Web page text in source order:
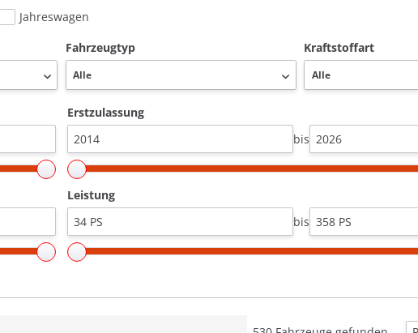
Jahreswagen
Fahrzeugtyp Kraftstoffart
Erstzulassung
bis
Leistung
bis